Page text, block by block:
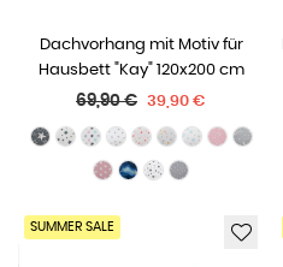
Dachvorhang mit Motiv für
Hausbett "Kay" 120x200 cm
Normaler
Preis
69,90 € 39,90 €
SUMMER SALE